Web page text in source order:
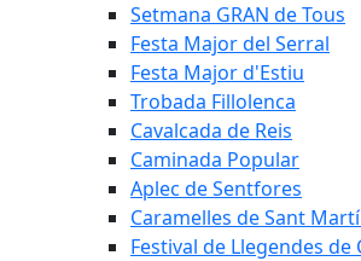
Setmana GRAN de Tous
Festa Major del Serral
Festa Major d'Estiu
Trobada Fillolenca
Cavalcada de Reis
Caminada Popular
Aplec de Sentfores
Caramelles de Sant
Festival de Llegendes de